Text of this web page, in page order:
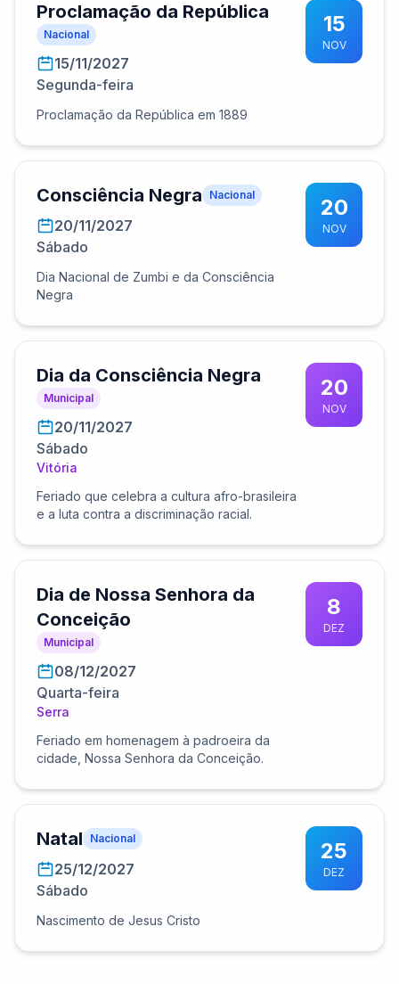
Proclamação da República
Nacional
15/11/2027
Segunda-feira
Proclamação da República em 1889
15
NOV
Consciência Negra Nacional
20/11/2027
Sábado
Dia Nacional de Zumbi e da Consciência
Negra
20
NOV
Dia da Consciência Negra
Municipal
20/11/2027
Sábado
Vitória
Feriado que celebra a cultura afro-brasileira
e a luta contra a discriminação racial.
20
NOV
Dia de Nossa Senhora da
Conceição
Municipal
08/12/2027
Quarta-feira
Serra
Feriado em homenagem à padroeira da
cidade, Nossa Senhora da Conceição.
8
DEZ
Natal Nacional
25/12/2027
Sábado
Nascimento de Jesus Cristo
25
DEZ